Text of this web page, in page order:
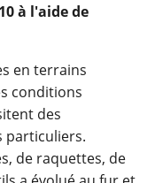
à l'aide de
en terrains
conditions
des
particuliers.
de raquettes, de